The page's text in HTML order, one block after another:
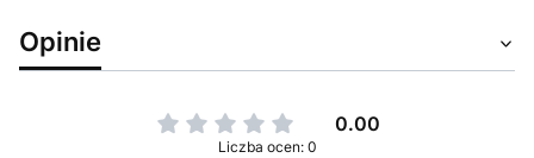
Opinie
0.00
Liczba ocen: 0